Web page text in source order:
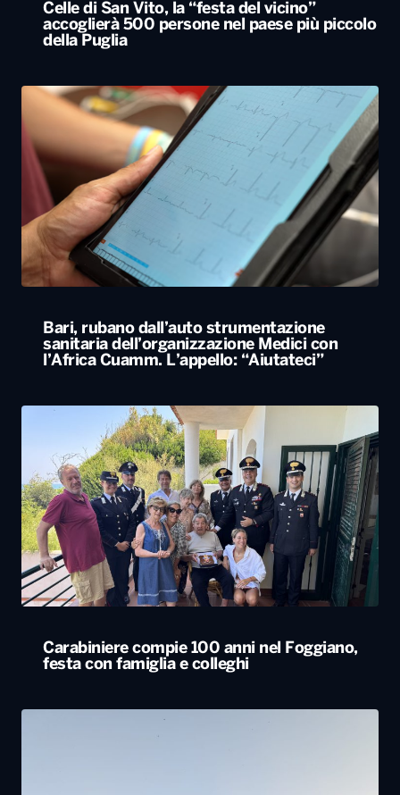
Celle di San Vito, la “festa del vicino”
accoglierà 500 persone nel paese più piccolo
della Puglia
Bari, rubano dall’auto strumentazione
sanitaria dell’organizzazione Medici con
l’Africa Cuamm. L’appello: “Aiutateci”
Carabiniere compie 100 anni nel Foggiano,
festa con famiglia e colleghi